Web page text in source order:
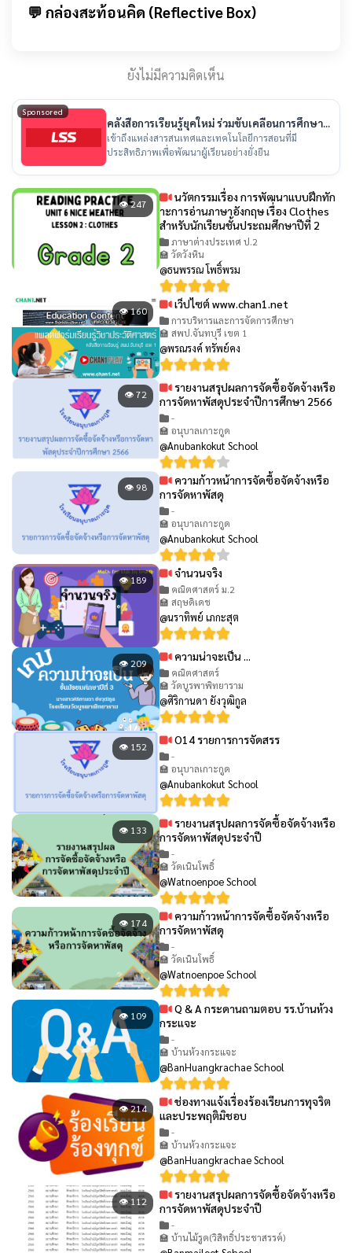
💬 กล่องสะท้อนคิด (Reflective Box)
ยังไม่มีความคิดเห็น
Sponsored
คลังสื่อการเรียนรู้ยุคใหม่ ร่วมขับเคลื่อนการศึกษา
ไทย
เข้าถึงแหล่งสารสนเทศและเทคโนโลยีการสอนที่มี
ประสิทธิภาพเพื่อพัฒนาผู้เรียนอย่างยั่งยืน
👁 247
นวัตกรรมเรื่อง การพัฒนาแบบฝึกทัก
าะการอ่านภาษาอังกฤษ เรื่อง Clothes
สำหรับนักเรียนชั้นประถมศึกษาปีที่ 2
ภาษาต่างประเทศ ป.2
🏫 วัดวังหิน
@ธนพรรณ โพธิ์พรม
👁 160 เว็ปไซต์ www.chan1.net
การบริหารและการจัดการศึกษา
🏫 สพป.จันทบุรี เขต 1
@พรณรงค์ ทรัพย์คง
👁 72
รายงานสรุปผลการจัดซื้อจัดจ้างหรือ
การจัดหาพัสดุประจำปีการศึกษา 2566
-
🏫 อนุบาลเกาะกูด
@Anubankokut School
👁 98
ความก้าวหน้าการจัดซื้อจัดจ้างหรือ
การจัดหาพัสดุ
-
🏫 อนุบาลเกาะกูด
@Anubankokut School
👁 189 จำนวนจริง
คณิตศาสตร์ ม.2
🏫 สฤษดิเดช
@นราทิพย์ เภกะสุต
👁 209 ความน่าจะเป็น ...
คณิตศาสตร์
🏫 วัดบูรพาพิทยาราม
@ศิริกานดา ยังวุฒิกูล
👁 152 O14 รายการการจัดสรร
-
🏫 อนุบาลเกาะกูด
@Anubankokut School
👁 133
รายงานสรุปผลการจัดซื้อจัดจ้างหรือ
การจัดหาพัสดุประจำปี
-
🏫 วัดเนินโพธิ์
@Watnoenpoe School
👁 174
ความก้าวหน้าการจัดซื้อจัดจ้างหรือ
การจัดหาพัสดุ
-
🏫 วัดเนินโพธิ์
@Watnoenpoe School
👁 109
Q & A กระดานถามตอบ รร.บ้านห้วง
กระแจะ
-
🏫 บ้านห้วงกระแจะ
@BanHuangkrachae School
👁 214
ช่องทางแจ้งเรื่องร้องเรียนการทุจริต
และประพฤติมิชอบ
-
🏫 บ้านห้วงกระแจะ
@BanHuangkrachae School
👁 112
รายงานสรุปผลการจัดซื้อจัดจ้างหรือ
การจัดหาพัสดุประจำปี
-
🏫 บ้านไม้รูด(วิสิทธิ์ประชาสรรค์)